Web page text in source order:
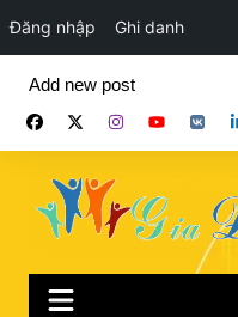
Đăng nhập Ghi danh
phần
Add new post